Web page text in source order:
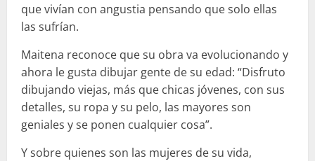
que vivían con angustia pensando que solo ellas
las sufrían.
Maitena reconoce que su obra va evolucionando y
ahora le gusta dibujar gente de su edad: “Disfruto
dibujando viejas, más que chicas jóvenes, con sus
detalles, su ropa y su pelo, las mayores son
geniales y se ponen cualquier cosa”.
Y sobre quienes son las mujeres de su vida,